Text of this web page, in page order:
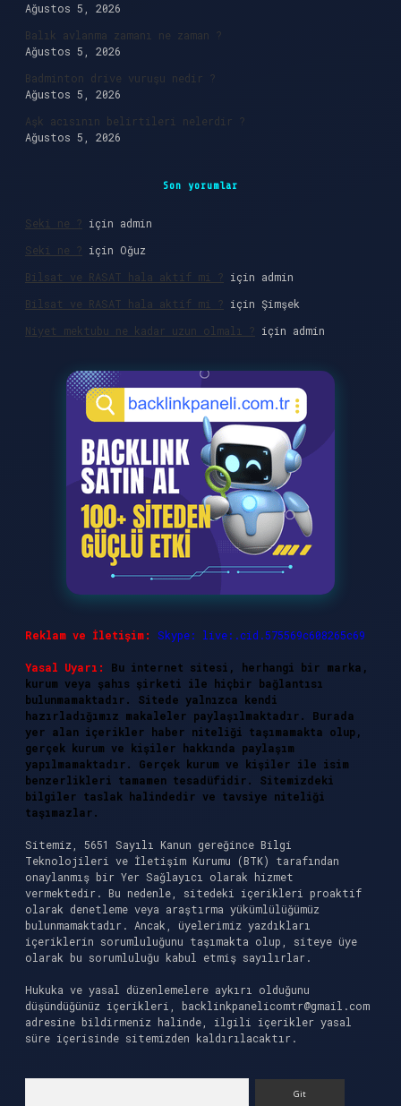
Ağustos 5, 2026
Balık avlanma zamanı ne zaman ?
Ağustos 5, 2026
Badminton drive vuruşu nedir ?
Ağustos 5, 2026
Aşk acısının belirtileri nelerdir ?
Ağustos 5, 2026
Son yorumlar
Seki ne ? için admin
Seki ne ? için Oğuz
Bilsat ve RASAT hala aktif mi ? için admin
Bilsat ve RASAT hala aktif mi ? için Şimşek
Niyet mektubu ne kadar uzun olmalı ? için admin
Reklam ve İletişim: Skype: live:.cid.575569c608265c69
Yasal Uyarı:
Bu internet sitesi, herhangi bir marka,
kurum veya şahıs şirketi ile hiçbir bağlantısı
bulunmamaktadır. Sitede yalnızca kendi
hazırladığımız makaleler paylaşılmaktadır. Burada
yer alan içerikler haber niteliği taşımamakta olup,
gerçek kurum ve kişiler hakkında paylaşım
yapılmamaktadır. Gerçek kurum ve kişiler ile isim
benzerlikleri tamamen tesadüfidir. Sitemizdeki
bilgiler taslak halindedir ve tavsiye niteliği
taşımazlar.
Sitemiz, 5651 Sayılı Kanun gereğince Bilgi
Teknolojileri ve İletişim Kurumu (BTK) tarafından
onaylanmış bir Yer Sağlayıcı olarak hizmet
vermektedir. Bu nedenle, sitedeki içerikleri proaktif
olarak denetleme veya araştırma yükümlülüğümüz
bulunmamaktadır. Ancak, üyelerimiz yazdıkları
içeriklerin sorumluluğunu taşımakta olup, siteye üye
olarak bu sorumluluğu kabul etmiş sayılırlar.
Hukuka ve yasal düzenlemelere aykırı olduğunu
düşündüğünüz içerikleri, backlinkpanelicomtr@gmail.com
adresine bildirmeniz halinde, ilgili içerikler yasal
süre içerisinde sitemizden kaldırılacaktır.